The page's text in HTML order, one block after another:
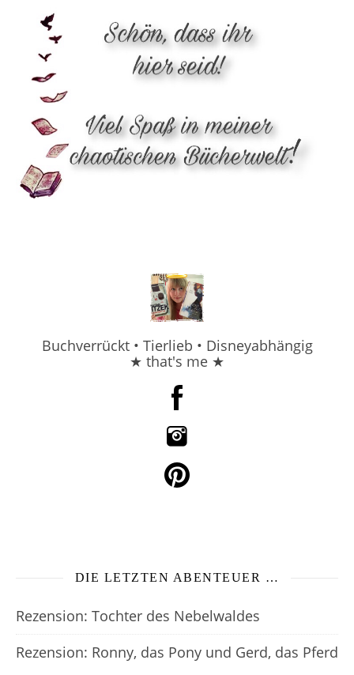
Buchverrückt • Tierlieb • Disneyabhängig
★ that's me ★
DIE LETZTEN ABENTEUER …
Rezension: Tochter des Nebelwaldes
Rezension: Ronny, das Pony und Gerd, das Pferd